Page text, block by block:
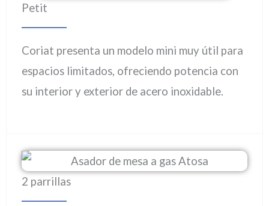
Petit
Coriat presenta un modelo mini muy útil para
espacios limitados, ofreciendo potencia con
su interior y exterior de acero inoxidable.
2 parrillas